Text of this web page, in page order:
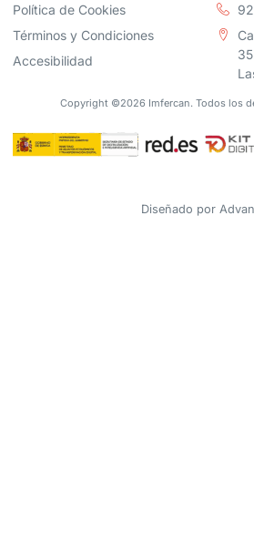
Política de Cookies
Términos y Condiciones
Accesibilidad
Copyright ©2026 Imfercan. Todos los
Diseñado por